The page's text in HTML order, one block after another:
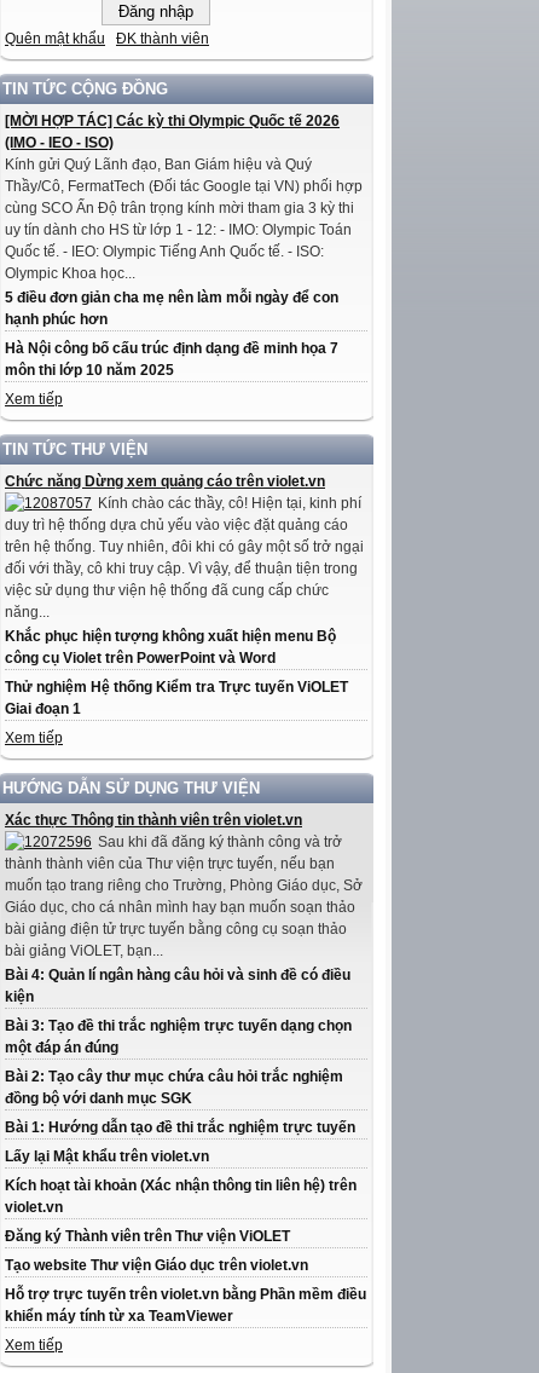
Quên mật khẩu ĐK thành viên
TIN TỨC CỘNG ĐỒNG
[MỜI HỢP TÁC] Các kỳ thi Olympic Quốc tế 2026
(IMO - IEO - ISO)
Kính gửi Quý Lãnh đạo, Ban Giám hiệu và Quý
Thầy/Cô, FermatTech (Đối tác Google tại VN) phối hợp
cùng SCO Ấn Độ trân trọng kính mời tham gia 3 kỳ thi
uy tín dành cho HS từ lớp 1 - 12: - IMO: Olympic Toán
Quốc tế. - IEO: Olympic Tiếng Anh Quốc tế. - ISO:
Olympic Khoa học...
5 điều đơn giản cha mẹ nên làm mỗi ngày để con
hạnh phúc hơn
Hà Nội công bố cấu trúc định dạng đề minh họa 7
môn thi lớp 10 năm 2025
Xem tiếp
TIN TỨC THƯ VIỆN
Chức năng Dừng xem quảng cáo trên violet.vn
Kính chào các thầy, cô! Hiện tại, kinh phí
duy trì hệ thống dựa chủ yếu vào việc đặt quảng cáo
trên hệ thống. Tuy nhiên, đôi khi có gây một số trở ngại
đối với thầy, cô khi truy cập. Vì vậy, để thuận tiện trong
việc sử dụng thư viện hệ thống đã cung cấp chức
năng...
Khắc phục hiện tượng không xuất hiện menu Bộ
công cụ Violet trên PowerPoint và Word
Thử nghiệm Hệ thống Kiểm tra Trực tuyến ViOLET
Giai đoạn 1
Xem tiếp
HƯỚNG DẪN SỬ DỤNG THƯ VIỆN
Xác thực Thông tin thành viên trên violet.vn
Sau khi đã đăng ký thành công và trở
thành thành viên của Thư viện trực tuyến, nếu bạn
muốn tạo trang riêng cho Trường, Phòng Giáo dục, Sở
Giáo dục, cho cá nhân mình hay bạn muốn soạn thảo
bài giảng điện tử trực tuyến bằng công cụ soạn thảo
bài giảng ViOLET, bạn...
Bài 4: Quản lí ngân hàng câu hỏi và sinh đề có điều
kiện
Bài 3: Tạo đề thi trắc nghiệm trực tuyến dạng chọn
một đáp án đúng
Bài 2: Tạo cây thư mục chứa câu hỏi trắc nghiệm
đồng bộ với danh mục SGK
Bài 1: Hướng dẫn tạo đề thi trắc nghiệm trực tuyến
Lấy lại Mật khẩu trên violet.vn
Kích hoạt tài khoản (Xác nhận thông tin liên hệ) trên
violet.vn
Đăng ký Thành viên trên Thư viện ViOLET
Tạo website Thư viện Giáo dục trên violet.vn
Hỗ trợ trực tuyến trên violet.vn bằng Phần mềm điều
khiển máy tính từ xa TeamViewer
Xem tiếp